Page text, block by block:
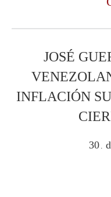
JOSÉ
INFLACIÓN
30